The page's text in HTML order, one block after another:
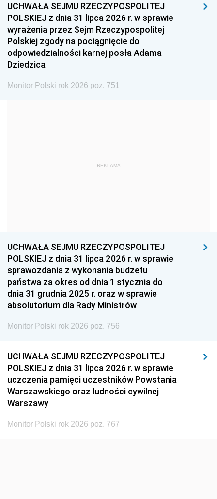
1996 1995 1994
1993 1992 1991
1990 1989
1987 1986 1985
1968
1954 1953 1952
1951 1950
1948 1947 1946
1939 1938
UCHWAŁA SEJMU RZECZYPOSPOLITEJ
POLSKIEJ z dnia 31 lipca 2026 r. w sprawie
wyrażenia przez Sejm Rzeczypospolitej
Polskiej zgody na pociągnięcie do
odpowiedzialności karnej posła Adama
Dziedzica
Monitor Polski rok 2026 poz. 751
REKLAMA
UCHWAŁA SEJMU RZECZYPOSPOLITEJ
POLSKIEJ z dnia 31 lipca 2026 r. w sprawie
sprawozdania z wykonania budżetu
państwa za okres od dnia 1 stycznia do
dnia 31 grudnia 2025 r. oraz w sprawie
absolutorium dla Rady Ministrów
Monitor Polski rok 2026 poz. 756
UCHWAŁA SEJMU RZECZYPOSPOLITEJ
POLSKIEJ z dnia 31 lipca 2026 r. w sprawie
uczczenia pamięci uczestników Powstania
Warszawskiego oraz ludności cywilnej
Warszawy
Monitor Polski rok 2026 poz. 767